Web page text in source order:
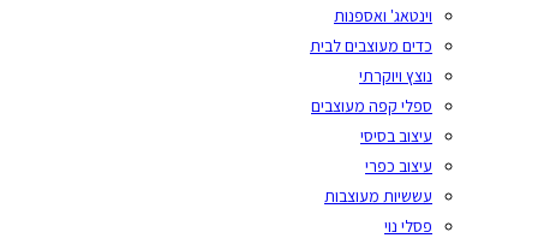
וינטאג' ואספנות
כדים מעוצבים לבית
נוצץ ויוקרתי
ספלי קפה מעוצבים
עיצוב בסיסי
עיצוב כפרי
עששיות מעוצבות
פסלי נוי